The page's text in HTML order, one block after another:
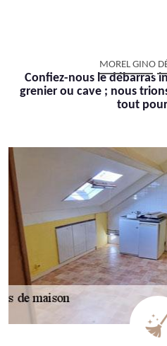
MOREL GINO
Confiez-nous le débarras
grenier ou cave ; nous
tout